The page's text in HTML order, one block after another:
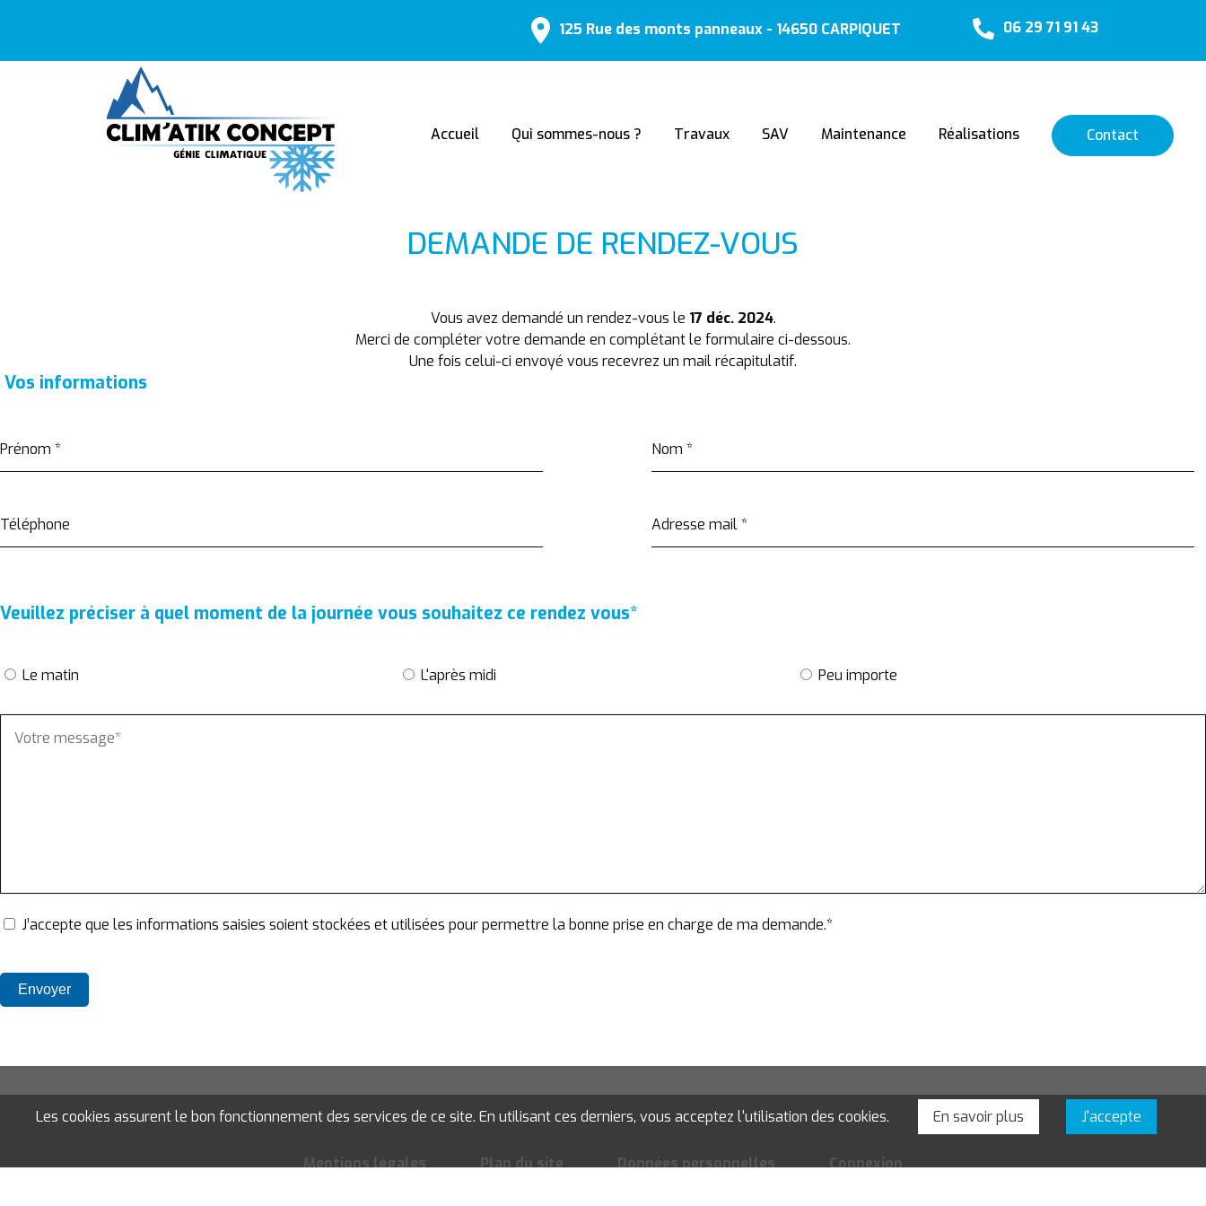
125 Rue des monts panneaux - 14650 CARPIQUET 06 29 71 91 43
Accueil Qui sommes-nous ? Travaux SAV Maintenance Réalisations Contact
DEMANDE DE RENDEZ-VOUS
Vous avez demandé un rendez-vous le 17 déc. 2024.
Merci de compléter votre demande en complétant le formulaire ci-dessous.
Une fois celui-ci envoyé vous recevrez un mail récapitulatif.
Vos informations
Prénom * Nom *
Téléphone Adresse mail*
Veuillez préciser à quel moment de la journée vous souhaitez ce rendez vous*
Le matin L'après midi Peu importe
J’accepte que les informations saisies soient stockées et utilisées pour permettre la bonne prise en charge de ma demande.*
Mentions légales Plan du site Données personnelles Connexion
En savoir plus J'accepte
Les cookies assurent le bon fonctionnement des services de ce site. En utilisant ces derniers, vous acceptez l'utilisation des cookies.